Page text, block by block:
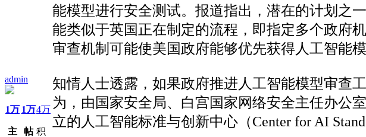
admin
1万
主
1万
帖
4万
积
能模型进行安全测试。报道指出，潜在的计划之
能类似于英国正在制定的流程，即指定多个政府
审查机制可能使美国政府能够优先获得人工智能
知情人士透露，如果政府推进人工智能模型审查
为，由国家安全局、白宫国家网络安全主任办公
立的人工智能标准与创新中心（Center for AI